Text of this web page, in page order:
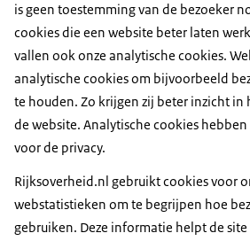
is geen toestemming van de bezoeker
cookies die een website beter laten
vallen ook onze analytische cookies.
analytische cookies om bijvoorbeeld
te houden. Zo krijgen zij beter inzicht in
de website. Analytische cookies
voor de privacy.
Rijksoverheid.nl gebruikt cookies voor
webstatistieken om te begrijpen hoe
gebruiken. Deze informatie helpt de